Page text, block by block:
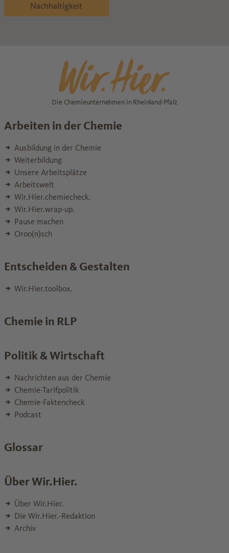
Nachhaltigkeit
Die Chemieunternehmen in Rheinland-Pfalz
Arbeiten in der Chemie
Ausbildung in der Chemie
Weiterbildung
Unsere Arbeitsplätze
Arbeitswelt
Wir.Hier.chemiecheck.
Wir.Hier.wrap-up.
Pause machen
Oroo(n)sch
Entscheiden & Gestalten
Wir.Hier.toolbox.
Chemie in RLP
Politik & Wirtschaft
Nachrichten aus der Chemie
Chemie-Tarifpolitik
Chemie-Faktencheck
Podcast
Glossar
Über Wir.Hier.
Über Wir.Hier.
Die Wir.Hier.-Redaktion
Archiv